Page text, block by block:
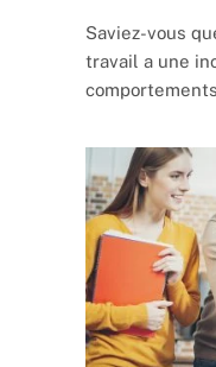
Saviez-vous
travail a une